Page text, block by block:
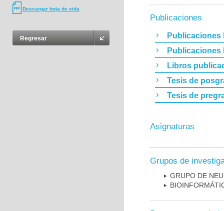
Descargar hoja de vida
Regresar
Publicaciones
Publicaciones
Publicaciones
Libros
Tesis de
Tesis de
Asignaturas
Grupos de
GRUPO DE